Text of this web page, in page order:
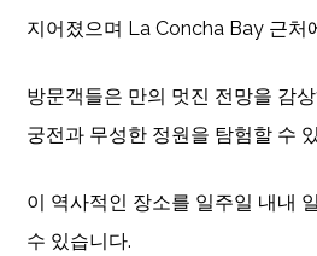
지어졌으며 La Concha Bay 근처
방문객들은 만의 멋진 전망을 감
궁전과 무성한 정원을 탐험할 수
이 역사적인 장소를 일주일 내내
수 있습니다.